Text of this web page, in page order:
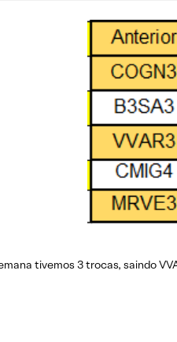
tivemos 3 trocas, saindo